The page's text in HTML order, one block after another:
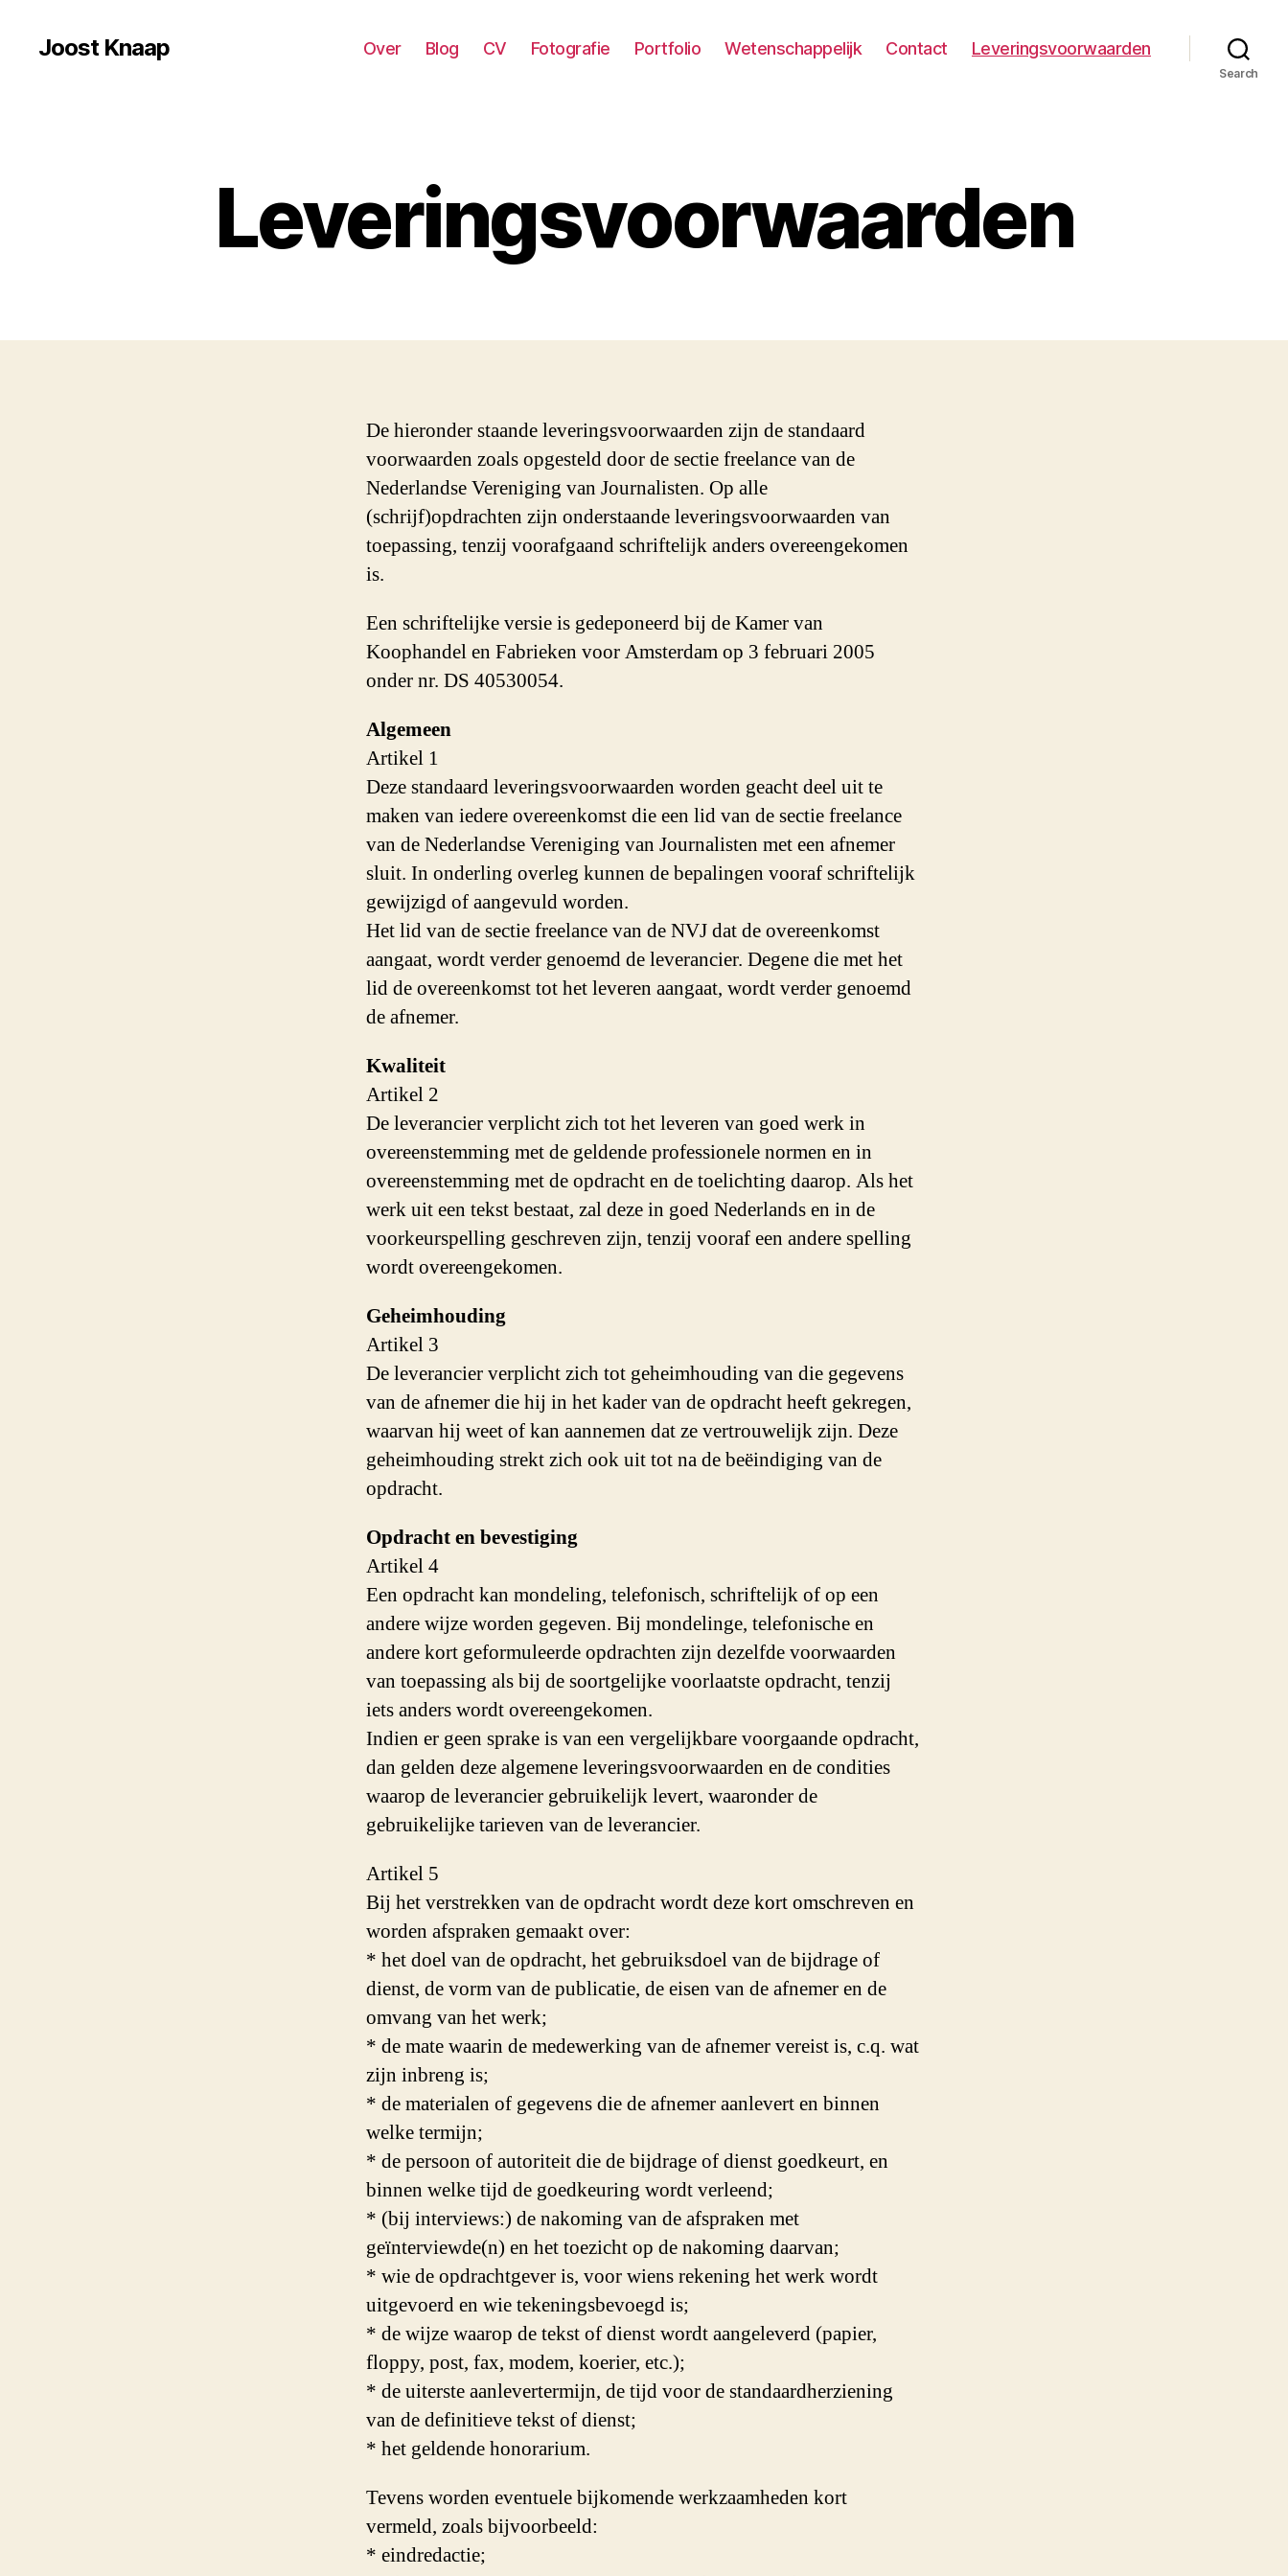
Joost Knaap Over Blog CV Fotografie Portfolio Wetenschappelijk Contact Leveringsvoorwaarden
Search
Leveringsvoorwaarden
De hieronder staande leveringsvoorwaarden zijn de standaard
voorwaarden zoals opgesteld door de sectie freelance van de
Nederlandse Vereniging van Journalisten. Op alle
(schrijf)opdrachten zijn onderstaande leveringsvoorwaarden van
toepassing, tenzij voorafgaand schriftelijk anders overeengekomen
is.
Een schriftelijke versie is gedeponeerd bij de Kamer van
Koophandel en Fabrieken voor Amsterdam op 3 februari 2005
onder nr. DS 40530054.
Algemeen
Artikel 1
Deze standaard leveringsvoorwaarden worden geacht deel uit te
maken van iedere overeenkomst die een lid van de sectie freelance
van de Nederlandse Vereniging van Journalisten met een afnemer
sluit. In onderling overleg kunnen de bepalingen vooraf schriftelijk
gewijzigd of aangevuld worden.
Het lid van de sectie freelance van de NVJ dat de overeenkomst
aangaat, wordt verder genoemd de leverancier. Degene die met het
lid de overeenkomst tot het leveren aangaat, wordt verder genoemd
de afnemer.
Kwaliteit
Artikel 2
De leverancier verplicht zich tot het leveren van goed werk in
overeenstemming met de geldende professionele normen en in
overeenstemming met de opdracht en de toelichting daarop. Als het
werk uit een tekst bestaat, zal deze in goed Nederlands en in de
voorkeurspelling geschreven zijn, tenzij vooraf een andere spelling
wordt overeengekomen.
Geheimhouding
Artikel 3
De leverancier verplicht zich tot geheimhouding van die gegevens
van de afnemer die hij in het kader van de opdracht heeft gekregen,
waarvan hij weet of kan aannemen dat ze vertrouwelijk zijn. Deze
geheimhouding strekt zich ook uit tot na de beëindiging van de
opdracht.
Opdracht en bevestiging
Artikel 4
Een opdracht kan mondeling, telefonisch, schriftelijk of op een
andere wijze worden gegeven. Bij mondelinge, telefonische en
andere kort geformuleerde opdrachten zijn dezelfde voorwaarden
van toepassing als bij de soortgelijke voorlaatste opdracht, tenzij
iets anders wordt overeengekomen.
Indien er geen sprake is van een vergelijkbare voorgaande opdracht,
dan gelden deze algemene leveringsvoorwaarden en de condities
waarop de leverancier gebruikelijk levert, waaronder de
gebruikelijke tarieven van de leverancier.
Artikel 5
Bij het verstrekken van de opdracht wordt deze kort omschreven en
worden afspraken gemaakt over:
* het doel van de opdracht, het gebruiksdoel van de bijdrage of
dienst, de vorm van de publicatie, de eisen van de afnemer en de
omvang van het werk;
* de mate waarin de medewerking van de afnemer vereist is, c.q. wat
zijn inbreng is;
* de materialen of gegevens die de afnemer aanlevert en binnen
welke termijn;
* de persoon of autoriteit die de bijdrage of dienst goedkeurt, en
binnen welke tijd de goedkeuring wordt verleend;
* (bij interviews:) de nakoming van de afspraken met
geïnterviewde(n) en het toezicht op de nakoming daarvan;
* wie de opdrachtgever is, voor wiens rekening het werk wordt
uitgevoerd en wie tekeningsbevoegd is;
* de wijze waarop de tekst of dienst wordt aangeleverd (papier,
floppy, post, fax, modem, koerier, etc.);
* de uiterste aanlevertermijn, de tijd voor de standaardherziening
van de definitieve tekst of dienst;
* het geldende honorarium.
Tevens worden eventuele bijkomende werkzaamheden kort
vermeld, zoals bijvoorbeeld:
* eindredactie;